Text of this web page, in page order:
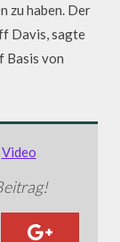
zu haben. Der
Davis, sagte
Basis von
Video